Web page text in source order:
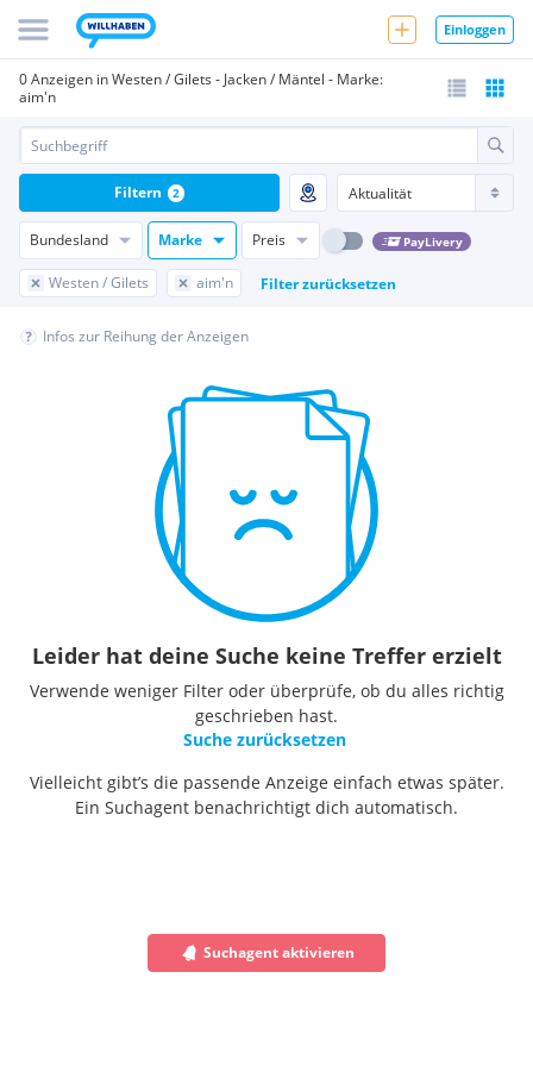
Einloggen
0 Anzeigen in Westen / Gilets - Jacken / Mäntel - Marke:
aim'n
Bundesland Marke Preis PayLivery
Westen / Gilets aim'n Filter zurücksetzen
Filtern 2
Infos zur Reihung der Anzeigen
Leider hat deine Suche keine Treffer erzielt
Verwende weniger Filter oder überprüfe, ob du alles richtig
geschrieben hast.
Suche zurücksetzen
Vielleicht gibt’s die passende Anzeige einfach etwas später.
Ein Suchagent benachrichtigt dich automatisch.
Suchagent aktivieren